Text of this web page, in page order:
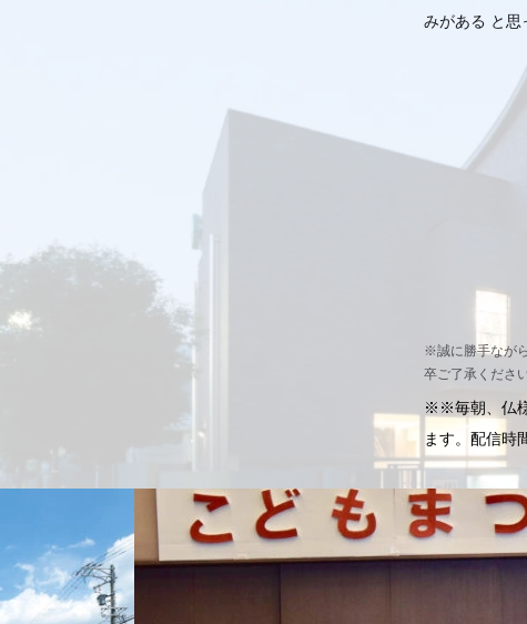
みがある と思
※誠に勝手なが
卒ご了承くださ
※※毎朝、仏様
ます。配信時